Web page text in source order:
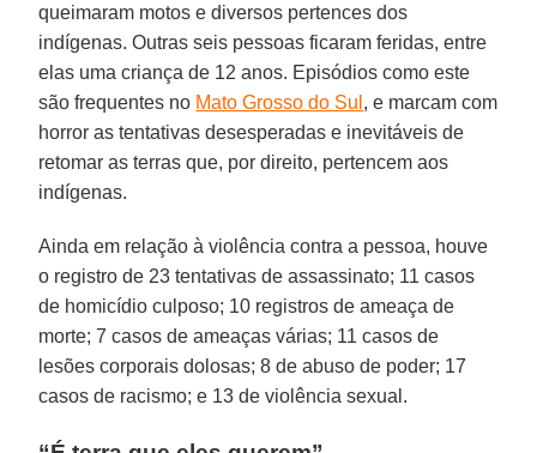
queimaram motos e diversos pertences dos
indígenas. Outras seis pessoas ficaram feridas, entre
elas uma criança de 12 anos. Episódios como este
são frequentes no Mato Grosso do Sul , e marcam com
horror as tentativas desesperadas e inevitáveis de
retomar as terras que, por direito, pertencem aos
indígenas.
Ainda em relação à violência contra a pessoa, houve
o registro de 23 tentativas de assassinato; 11 casos
de homicídio culposo; 10 registros de ameaça de
morte; 7 casos de ameaças várias; 11 casos de
lesões corporais dolosas; 8 de abuso de poder; 17
casos de racismo; e 13 de violência sexual.